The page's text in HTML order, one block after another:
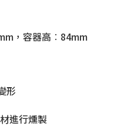
，容器高︰84mm
形
進行燻製